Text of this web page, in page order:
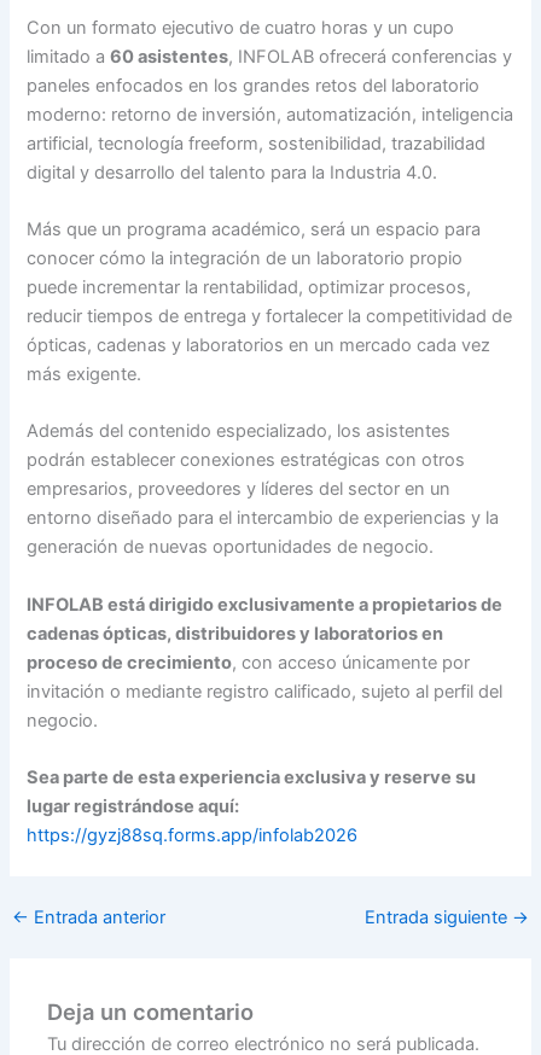
Con un formato ejecutivo de cuatro horas y un cupo
limitado a60 asistentes, INFOLAB ofrecerá conferencias y
paneles enfocados en los grandes retos del laboratorio
moderno: retorno de inversión, automatización, inteligencia
artificial, tecnología freeform, sostenibilidad, trazabilidad
digital y desarrollo del talento para la Industria 4.0.
Más que un programa académico, será un espacio para
conocer cómo la integración de un laboratorio propio
puede incrementar la rentabilidad, optimizar procesos,
reducir tiempos de entrega y fortalecer la competitividad de
ópticas, cadenas y laboratorios en un mercado cada vez
más exigente.
Además del contenido especializado, los asistentes
podrán establecer conexiones estratégicas con otros
empresarios, proveedores y líderes del sector en un
entorno diseñado para el intercambio de experiencias y la
generación de nuevas oportunidades de negocio.
INFOLAB está dirigido exclusivamente a propietarios de
cadenas ópticas, distribuidores y laboratorios en
proceso de crecimiento, con acceso únicamente por
invitación o mediante registro calificado, sujeto al perfil del
negocio.
Sea parte de esta experiencia exclusiva y reserve su
lugar registrándose aquí:
https://gyzj88sq.forms.app/infolab2026
← Entrada anterior Entrada siguiente →
Deja un comentario
Tu dirección de correo electrónico no será publicada.